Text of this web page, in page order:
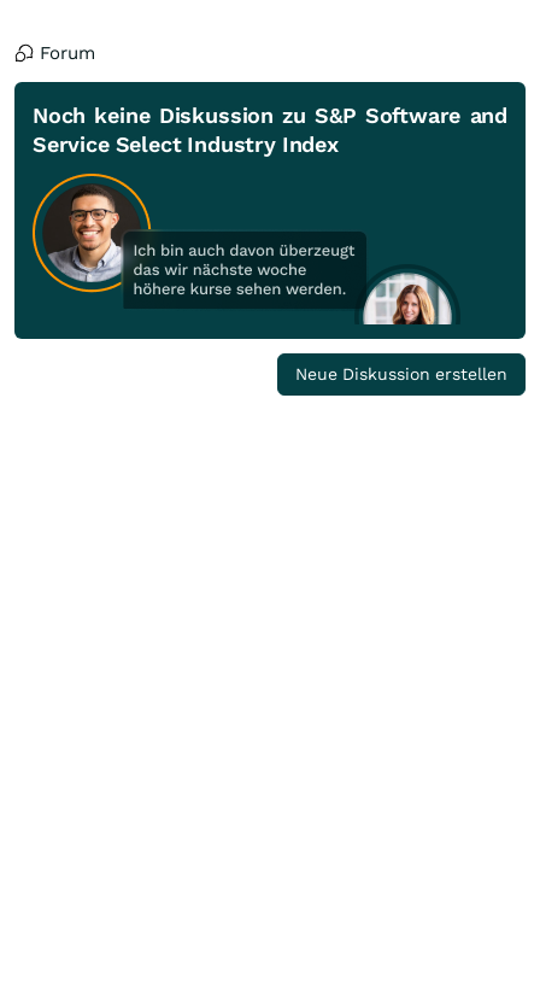
Forum
Noch keine Diskussion zu S&P Software and
Service Select Industry Index
Neue Diskussion erstellen